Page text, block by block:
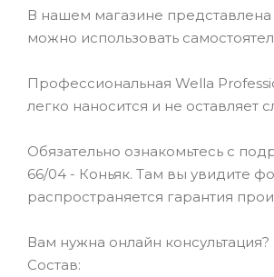
В нашем магазине
можно использовать
Профессиональная Wella
легко наносится и не оставляет
Обязательно ознакомьтесь с
66/04 - Коньяк. Там вы увидите
распространяется гарантия
Вам нужна онлайн
Состав: